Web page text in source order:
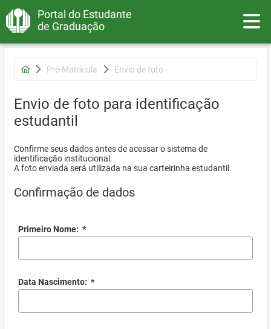
Portal do Estudante
de Graduação
Pré-Matrícula Envio de foto
Envio de foto para identificação
estudantil
Confirme seus dados antes de acessar o sistema de
identificação institucional.
A foto enviada será utilizada na sua carteirinha estudantil.
Confirmação de dados
Primeiro Nome: *
Data Nascimento: *